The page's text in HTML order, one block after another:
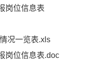
位信息表
况一览表.xls
岗位信息表.doc